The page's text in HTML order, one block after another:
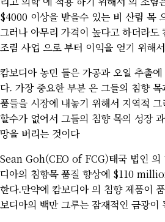
$4000 이상을 받을수 있는 비 산림 목
그러나 아무리 가격이 높다고 하더라도
조림 사업 으로 부터 이익을 얻기 위해
캄보디아 농민 들은 가공과 오일 추출
다. 가장 중요한 부분 은 그들의 침향
품들을 시장에 내놓기 위해서 지역적
할수가 없어서 그들의 침향 목의 성장
망을 버리는 것이다
Sean Goh(CEO of FCG)태국 법인 의
디아의 침향목 품질 향상에 $110
한다.만약에 캄보디아 의 침향 제품이
보디아의 백만 그루는 잠재적인 금광이